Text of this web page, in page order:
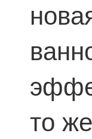
то